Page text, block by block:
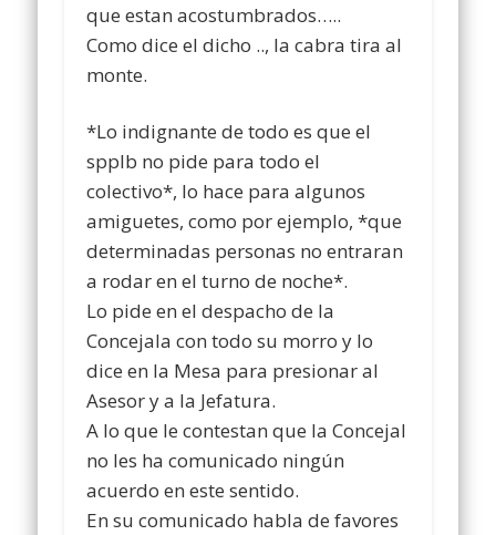
que estan acostumbrados…..
Como dice el dicho .., la cabra tira al
monte.
*Lo indignante de todo es que el
spplb no pide para todo el
colectivo*, lo hace para algunos
amiguetes, como por ejemplo, *que
determinadas personas no entraran
a rodar en el turno de noche*.
Lo pide en el despacho de la
Concejala con todo su morro y lo
dice en la Mesa para presionar al
Asesor y a la Jefatura.
A lo que le contestan que la Concejal
no les ha comunicado ningún
acuerdo en este sentido.
En su comunicado habla de favores